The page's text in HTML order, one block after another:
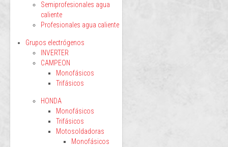
Semiprofesionales agua
caliente
Profesionales agua caliente
Grupos electrógenos
INVERTER
CAMPEON
Monofásicos
Trifásicos
HONDA
Monofásicos
Trifásicos
Motosoldadoras
Monofásicos